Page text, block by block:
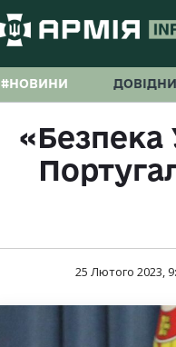
#НОВИНИ
«Безпека
25 Лютого 2023,